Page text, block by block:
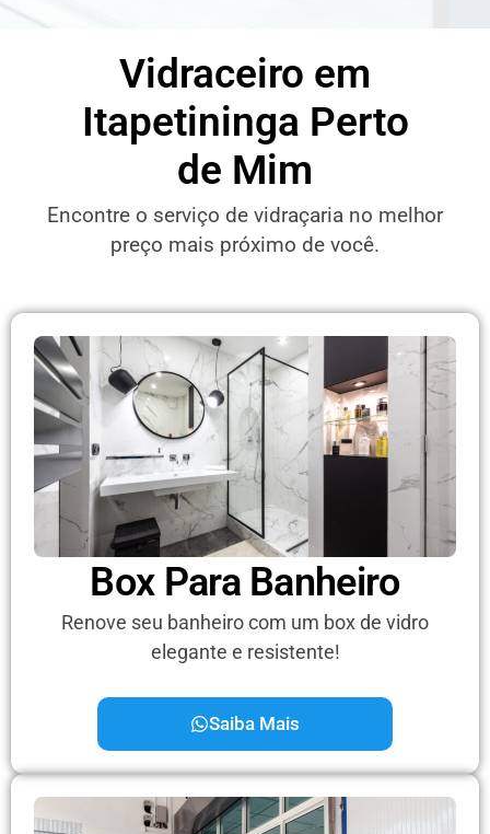
Vidraceiro em
Itapetininga Perto
de Mim
Encontre o serviço de vidraçaria no melhor
preço mais próximo de você.
Box Para Banheiro
Renove seu banheiro com um box de vidro
elegante e resistente!
Saiba Mais